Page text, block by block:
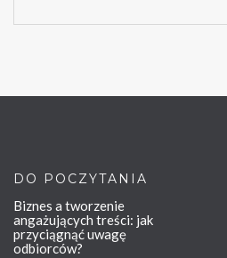
DO POCZYTANIA
Biznes a tworzenie
angażujących treści: jak
przyciągnąć uwagę
odbiorców?